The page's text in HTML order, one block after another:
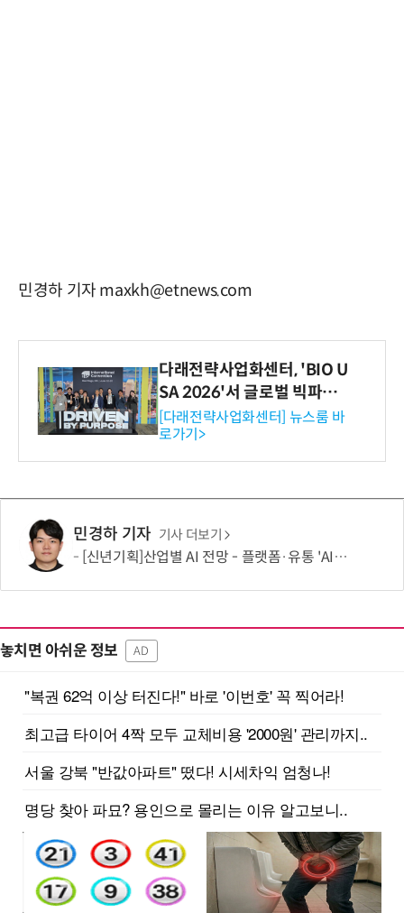
민경하 기자 maxkh@etnews.com
다래전략사업화센터, 'BIO U
SA 2026'서 글로벌 빅파마
와의 비즈니스 미팅 지원…K
-바이오 해외 진출 교두보 확
보
[다래전략사업화센터] 뉴스룸 바
로가기>
민경하 기자 기사 더보기
[신년기획]산업별 AI 전망 - 플랫폼·유통 'AI 에이전트 시대' 개막
놓치면 아쉬운 정보 AD